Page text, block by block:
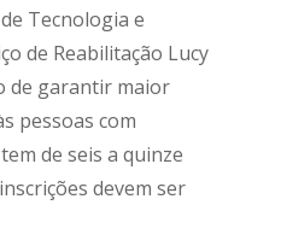
Tecnologia e
de Reabilitação Lucy
de garantir maior
pessoas com
de seis a quinze
devem ser